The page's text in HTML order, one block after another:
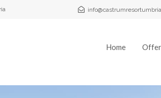
Home